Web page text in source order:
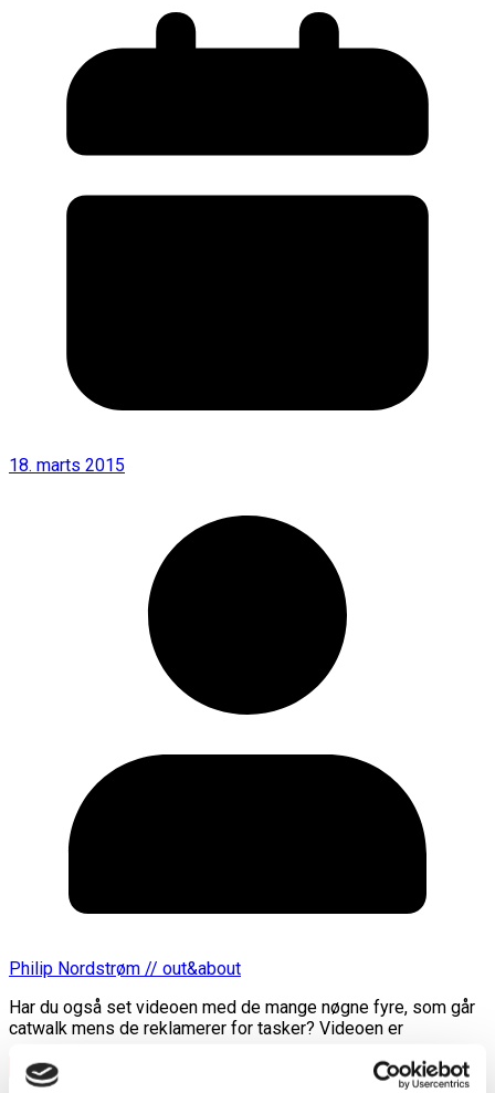
18. marts 2015
Philip Nordstrøm // out&about
Har du også set videoen med de mange nøgne fyre, som går
catwalk mens de reklamerer for tasker? Videoen er
Læs mere